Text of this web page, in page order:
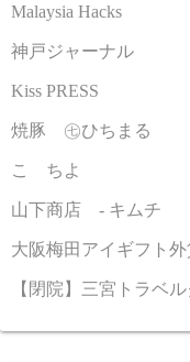
Malaysia Hacks
神戸ジャーナル
Kiss PRESS
焼豚 ㊆ひちまる
こゝちよ
山下商店 - キムチ
大阪梅田アイギフト
【閉院】三宮トラベ